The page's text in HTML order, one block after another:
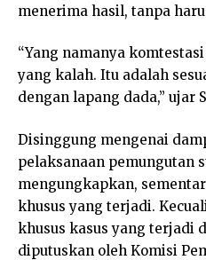
menerima hasil, tanpa
“Yang namanya
yang kalah. Itu adalah
dengan lapang dada,” ujar
Disinggung mengenai
pelaksanaan pemungutan
mengungkapkan,
khusus yang terjadi.
khusus kasus yang terjadi
diputuskan oleh Komisi